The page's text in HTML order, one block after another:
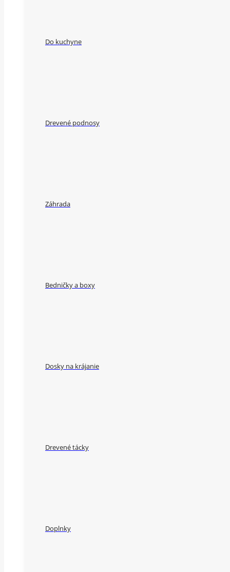
Do kuchyne
Drevené podnosy
Záhrada
Bedničky a boxy
Dosky na krájanie
Drevené tácky
Doplnky